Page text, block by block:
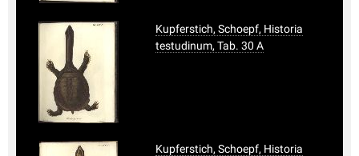
Kupferstich, Schoepf, Historia
testudinum, Tab. 30 A
Kupferstich, Schoepf, Historia